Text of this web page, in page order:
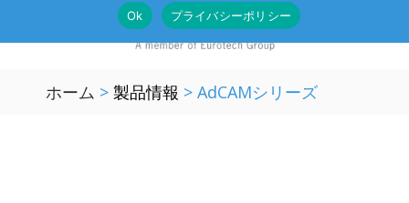
ホーム > 製品情報 > AdCAMシリーズ
Ok
プライバシーポリシー